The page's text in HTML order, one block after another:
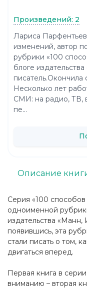
Серия «100
одноименной
издательства
появившись, эта
стали писать о том,
двигаться вперед.
Первая книга в
вниманию – вторая
Описание
Произведений: 2
Лариса
изменений, автор
рубрики «100
блоге
писатель.Окончила
Несколько лет
СМИ: на радио, ТВ,
пе...